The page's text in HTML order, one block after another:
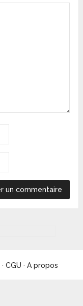
·CGU ·A propos